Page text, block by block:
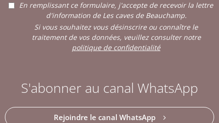
En remplissant ce formulaire, j'accepte de recevoir la lettre
d'information de Les caves de Beauchamp.
Si vous souhaitez vous désinscrire ou connaître le
traitement de vos données, veuillez consulter notre
politique de confidentialité
S'abonner au canal WhatsApp
Rejoindre le canal WhatsApp